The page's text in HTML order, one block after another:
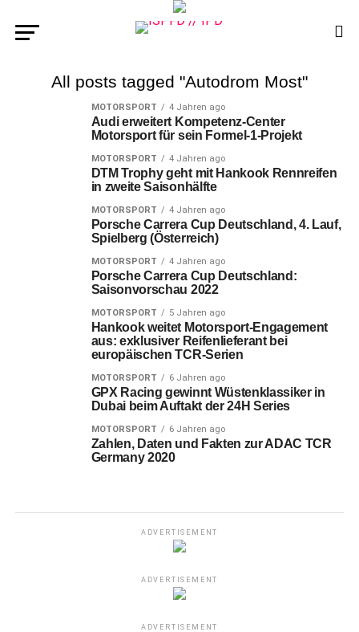
All posts tagged "Autodrom Most"
MOTORSPORT 4 Jahren ago
Audi erweitert Kompetenz-Center
Motorsport für sein Formel-1-Projekt
MOTORSPORT 4 Jahren ago
DTM Trophy geht mit Hankook Rennreifen
in zweite Saisonhälfte
MOTORSPORT 4 Jahren ago
Porsche Carrera Cup Deutschland, 4. Lauf,
Spielberg (Österreich)
MOTORSPORT 4 Jahren ago
Porsche Carrera Cup Deutschland:
Saisonvorschau 2022
MOTORSPORT 5 Jahren ago
Hankook weitet Motorsport-Engagement
aus: exklusiver Reifenlieferant bei
europäischen TCR-Serien
MOTORSPORT 6 Jahren ago
GPX Racing gewinnt Wüstenklassiker in
Dubai beim Auftakt der 24H Series
MOTORSPORT 6 Jahren ago
Zahlen, Daten und Fakten zur ADAC TCR
Germany 2020
ADVERTISEMENT
ADVERTISEMENT
ADVERTISEMENT